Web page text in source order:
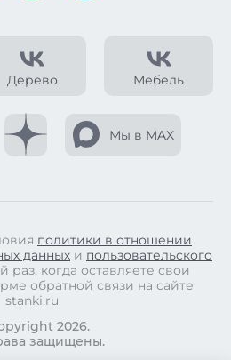
Дерево Мебель
Мы в MAX
политики в отношении
данных и пользовательского
раз, когда оставляете свои
обратной связи на сайте
stanki.ru
2026.
защищены.